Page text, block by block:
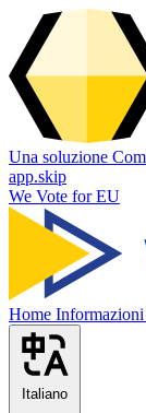
Una soluzione
app.skip
We Vote for EU
Home Informazioni
Italiano